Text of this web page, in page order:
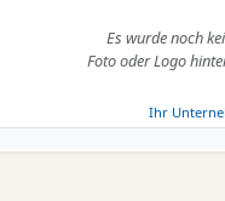
Es wurde noch
Foto oder Logo
Ihr